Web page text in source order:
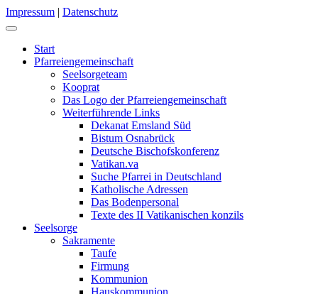
Impressum | Datenschutz
Start
Pfarreiengemeinschaft
Seelsorgeteam
Kooprat
Das Logo der Pfarreiengemeinschaft
Weiterführende Links
Dekanat Emsland Süd
Bistum Osnabrück
Deutsche Bischofskonferenz
Vatikan.va
Suche Pfarrei in Deutschland
Katholische Adressen
Das Bodenpersonal
Texte des II Vatikanischen konzils
Seelsorge
Sakramente
Taufe
Firmung
Kommunion
Hauskommunion